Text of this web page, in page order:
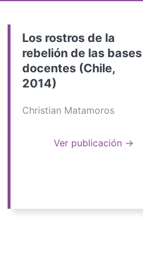
Los rostros de la
rebelión de las bases
docentes (Chile,
2014)
Christian Matamoros
Ver publicación →